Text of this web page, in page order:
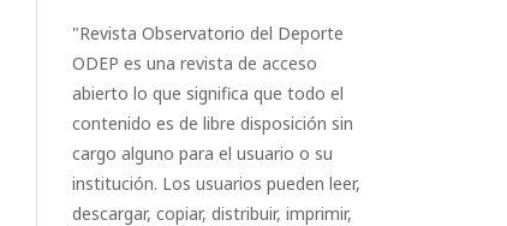
"Revista Observatorio del Deporte
ODEP es una revista de acceso
abierto lo que significa que todo el
contenido es de libre disposición sin
cargo alguno para el usuario o su
institución. Los usuarios pueden leer,
descargar, copiar, distribuir, imprimir,